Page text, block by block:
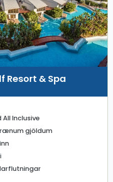
Resort & Spa
All Inclusive
gjöldum